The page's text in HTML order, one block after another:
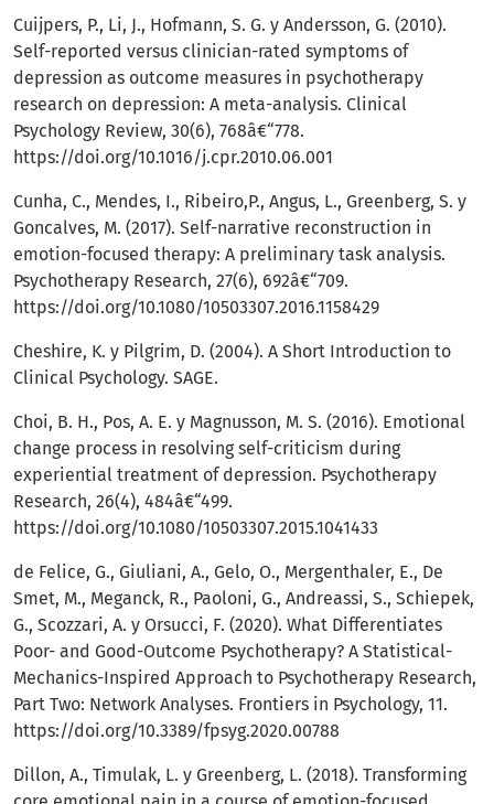
Cuijpers, P., Li, J., Hofmann, S. G. y Andersson, G. (2010).
Self-reported versus clinician-rated symptoms of
depression as outcome measures in psychotherapy
research on depression: A meta-analysis. Clinical
Psychology Review, 30(6), 768â€“778.
https://doi.org/10.1016/j.cpr.2010.06.001
Cunha, C., Mendes, I., Ribeiro,P., Angus, L., Greenberg, S. y
Goncalves, M. (2017). Self-narrative reconstruction in
emotion-focused therapy: A preliminary task analysis.
Psychotherapy Research, 27(6), 692â€“709.
https://doi.org/10.1080/10503307.2016.1158429
Cheshire, K. y Pilgrim, D. (2004). A Short Introduction to
Clinical Psychology. SAGE.
Choi, B. H., Pos, A. E. y Magnusson, M. S. (2016). Emotional
change process in resolving self-criticism during
experiential treatment of depression. Psychotherapy
Research, 26(4), 484â€“499.
https://doi.org/10.1080/10503307.2015.1041433
de Felice, G., Giuliani, A., Gelo, O., Mergenthaler, E., De
Smet, M., Meganck, R., Paoloni, G., Andreassi, S., Schiepek,
G., Scozzari, A. y Orsucci, F. (2020). What Differentiates
Poor- and Good-Outcome Psychotherapy? A Statistical-
Mechanics-Inspired Approach to Psychotherapy Research,
Part Two: Network Analyses. Frontiers in Psychology, 11.
https://doi.org/10.3389/fpsyg.2020.00788
Dillon, A., Timulak, L. y Greenberg, L. (2018). Transforming